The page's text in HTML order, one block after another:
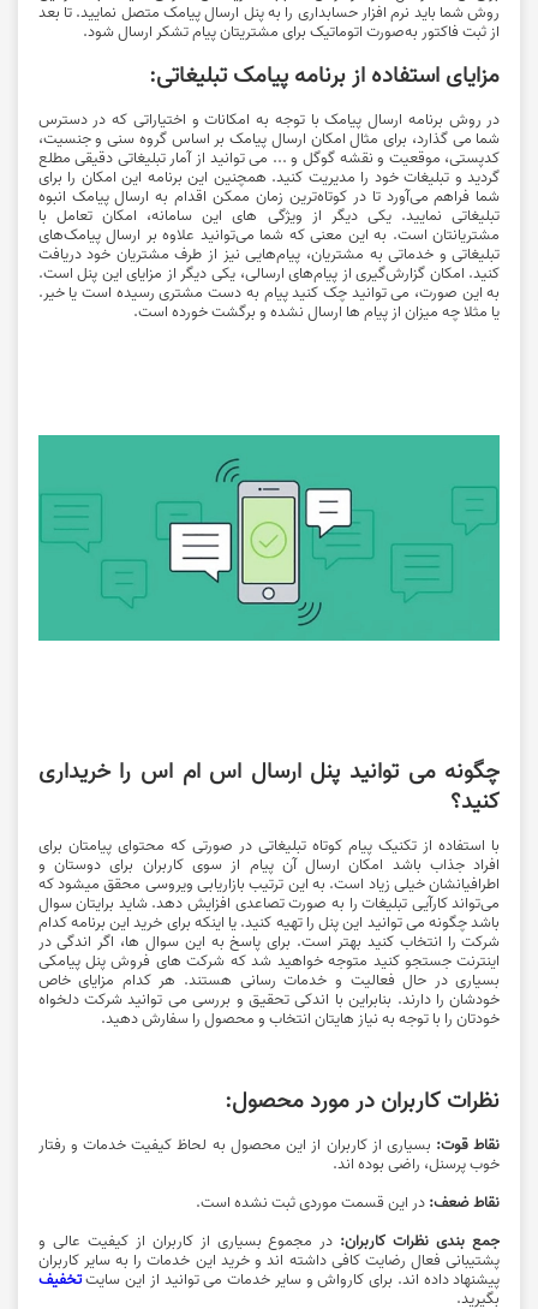
روش شما باید نرم افزار حسابداری را به پنل ارسال پیامک متصل نمایید. تا بعد
از ثبت فاکتور به‌صورت اتوماتیک برای مشتریتان پیام تشکر ارسال شود.
مزایای استفاده از برنامه پیامک تبلیغاتی:
در روش برنامه ارسال پیامک با توجه به امکانات و اختیاراتی که در دسترس
شما می گذارد، برای مثال امکان ارسال پیامک بر اساس گروه سنی و جنسیت،
کدپستی، موقعیت و نقشه گوگل و ... می توانید از آمار تبلیغاتی دقیقی مطلع
گردید و تبلیغات خود را مدیریت کنید. همچنین این برنامه این امکان را برای
شما فراهم می‌آورد تا در کوتاه‌ترین زمان ممکن اقدام به ارسال پیامک انبوه
تبلیغاتی نمایید. یکی دیگر از ویژگی های این سامانه، امکان تعامل با
مشتریانتان است. به این معنی که شما می‌توانید علاوه بر ارسال پیامک‌های
تبلیغاتی و خدماتی به مشتریان، پیام‌هایی نیز از طرف مشتریان خود دریافت
کنید. امکان گزارش‌گیری از پیام‌های ارسالی، یکی دیگر از مزایای این پنل است.
به این صورت، می توانید چک کنید پیام به دست مشتری رسیده است یا خیر.
یا مثلا چه میزان از پیام ها ارسال نشده و برگشت خورده است.
چگونه می توانید پنل ارسال اس ام اس را خریداری
کنید؟
با استفاده از تکنیک پیام کوتاه تبلیغاتی در صورتی که محتوای پیامتان برای
افراد جذاب باشد امکان ارسال آن پیام از سوی کاربران برای دوستان و
اطرافیانشان خیلی زیاد است. به این ترتیب بازاریابی ویروسی محقق می­شود که
می‌تواند کارآیی تبلیغات را به صورت تصاعدی افزایش دهد. شاید برایتان سوال
باشد چگونه می توانید این پنل را تهیه کنید. یا اینکه برای خرید این برنامه کدام
شرکت را انتخاب کنید بهتر است. برای پاسخ به این سوال ها، اگر اندگی در
اینترنت جستجو کنید متوجه خواهید شد که شرکت های فروش پنل پیامکی
بسیاری در حال فعالیت و خدمات رسانی هستند. هر کدام مزایای خاص
خودشان را دارند. بنابراین با اندکی تحقیق و بررسی می توانید شرکت دلخواه
خودتان را با توجه به نیاز هایتان انتخاب و محصول را سفارش دهید.
نظرات کاربران در مورد محصول:
نقاط قوت: بسیاری از کاربران از این محصول به لحاظ کیفیت خدمات و رفتار
خوب پرسنل، راضی بوده اند.
نقاط ضعف: در این قسمت موردی ثبت نشده است.
جمع بندی نظرات کاربران: در مجموع بسیاری از کاربران از کیفیت عالی و
پشتیبانی فعال رضایت کافی داشته اند و خرید این خدمات را به سایر کاربران
پیشنهاد داده اند. برایکارواشو سایر خدمات می توانید از این سایتتخفیف
بگیرید.